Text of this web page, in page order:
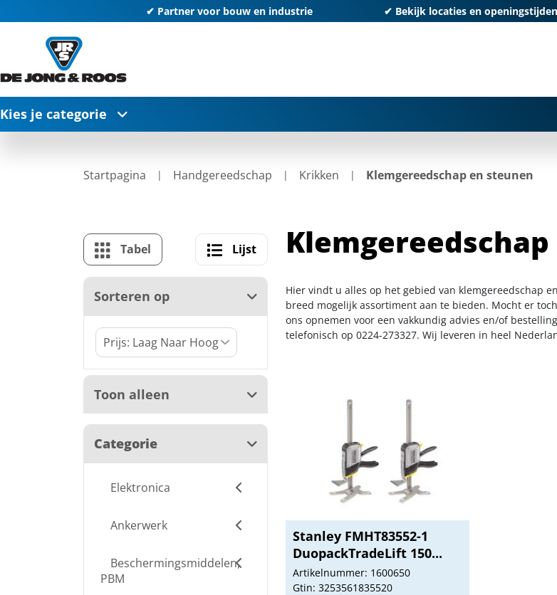
✔ Partner voor bouw en industrie ✔ Bekijk locaties en openingstijden
Kies je categorie
Startpagina Handgereedschap Krikken Klemgereedschap en steunen
Tabel Lijst
Sorteren op
Toon alleen
Categorie
Elektronica
Ankerwerk
Beschermingsmiddelen,
PBM
Hier vindt u alles op het gebied van klemgereedschap
breed mogelijk assortiment aan te bieden. Mocht er
ons opnemen voor een vakkundig advies en/of
telefonisch op 0224-273327. Wij leveren in heel
Stanley FMHT83552-1
DuopackTradeLift 150...
Artikelnummer: 1600650
Gtin: 3253561835520